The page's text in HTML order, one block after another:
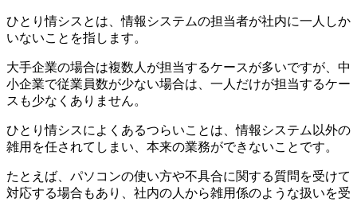
ひとり情シスとは、情報システムの担当者が社内に一人しか
いないことを指します。
大手企業の場合は複数人が担当するケースが多いですが、中
小企業で従業員数が少ない場合は、一人だけが担当するケー
スも少なくありません。
ひとり情シスによくあるつらいことは、情報システム以外の
雑用を任されてしまい、本来の業務ができないこと です。
たとえば、パソコンの使い方や不具合に関する質問を受けて
対応する場合もあり、社内の人から雑用係のような扱いを受